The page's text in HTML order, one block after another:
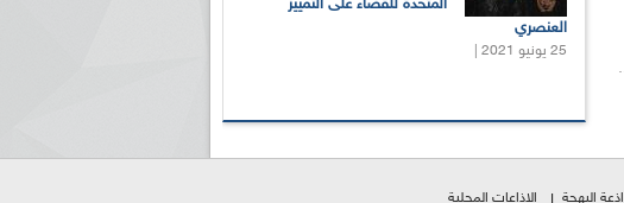
المتحدة للقضاء على التمييز
العنصري
25 يونيو 2021 |
إذعة البهجة الإذاعات المحلية